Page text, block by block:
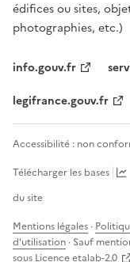
édifices ou sites,
photographies, etc.)
info.gouv.fr
legifrance.gouv.fr
Accessibilité : non
Télécharger les bases
du site
Mentions légales ·
d'utilisation · Sauf
sous Licence etalab-2.0